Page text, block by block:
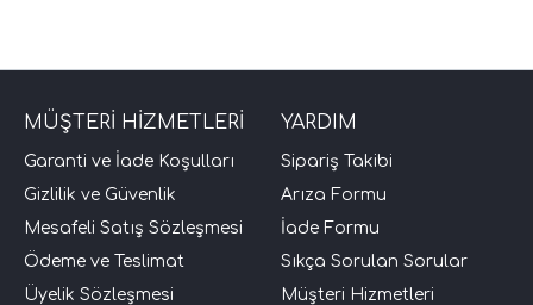
Performans)
MÜŞTERİ HİZMETLERİ
Garanti ve İade Koşulları
Gizlilik ve Güvenlik
Mesafeli Satış Sözleşmesi
Ödeme ve Teslimat
Üyelik Sözleşmesi
YARDIM
Sipariş Takibi
Arıza Formu
İade Formu
Sıkça Sorulan Sorular
Müşteri Hizmetleri